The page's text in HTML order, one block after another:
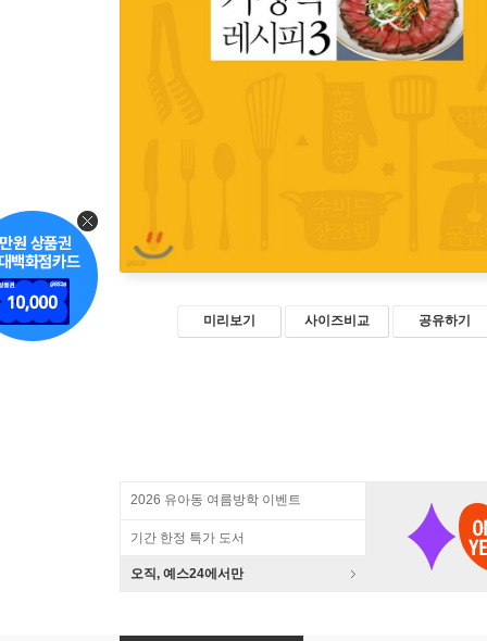
미리보기 사이즈비교 공유하기
2026 유아동 여름방학 이벤트
기간 한정 특가 도서
오직, 예스24에서만